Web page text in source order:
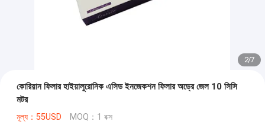
2/7
কোরিয়ান ফিলার হাইয়ালুরোনিক এসিড ইনজেকশন ফিলার অড্রে জেল 10 সিসি
মটর
মূল্য：55USD MOQ：1 বক্স